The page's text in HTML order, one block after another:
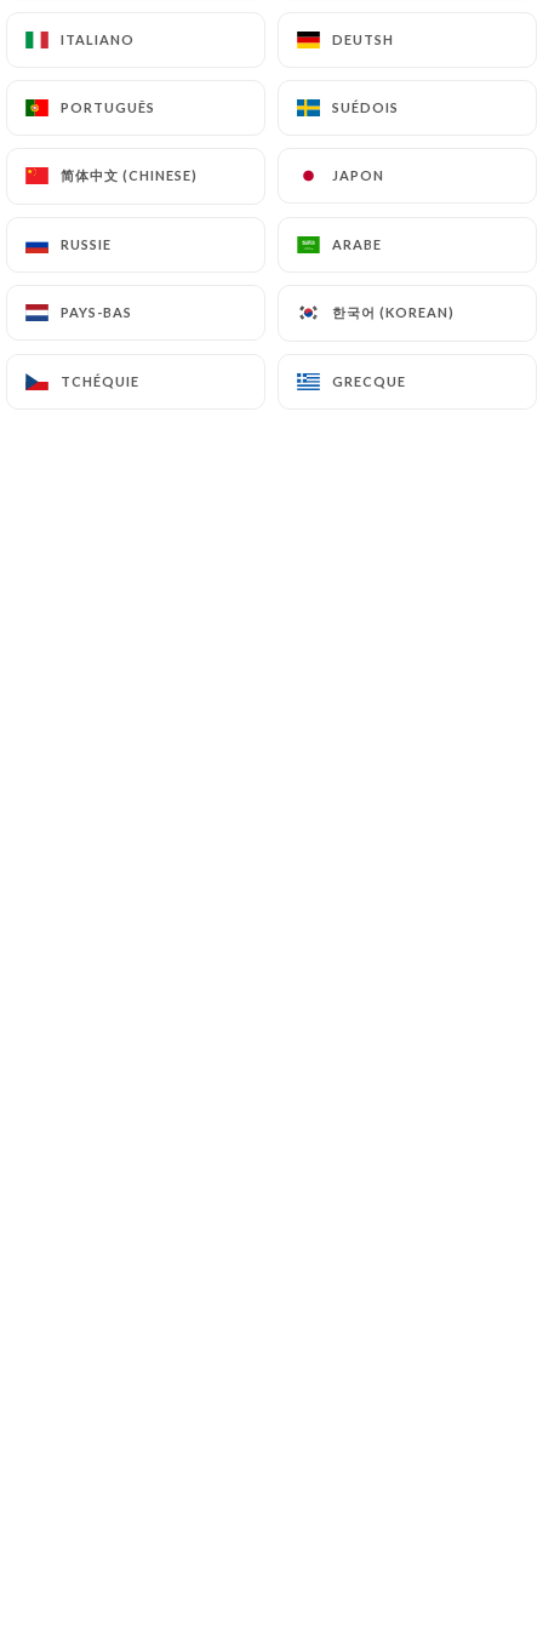
ITALIANO DEUTSH
PORTUGUÊS SUÉDOIS
简体中文 (CHINESE) JAPON
RUSSIE ARABE
PAYS-BAS 한국어 (KOREAN)
TCHÉQUIE GRECQUE
ITALIANO DEUTSH
PORTUGUÊS SUÉDOIS
简体中文 (CHINESE) JAPON
RUSSIE ARABE
PAYS-BAS 한국어 (KOREAN)
TCHÉQUIE GRECQUE